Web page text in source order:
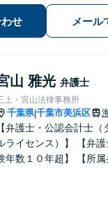
した。相談者・
応を心がけ、他
せ メール
山 雅光 弁護士
上・宮山法律事務所
千葉県|千葉市美浜区
【弁護士・公認会計士（
ライセンス）】 【弁
年数１０年超】 【所属